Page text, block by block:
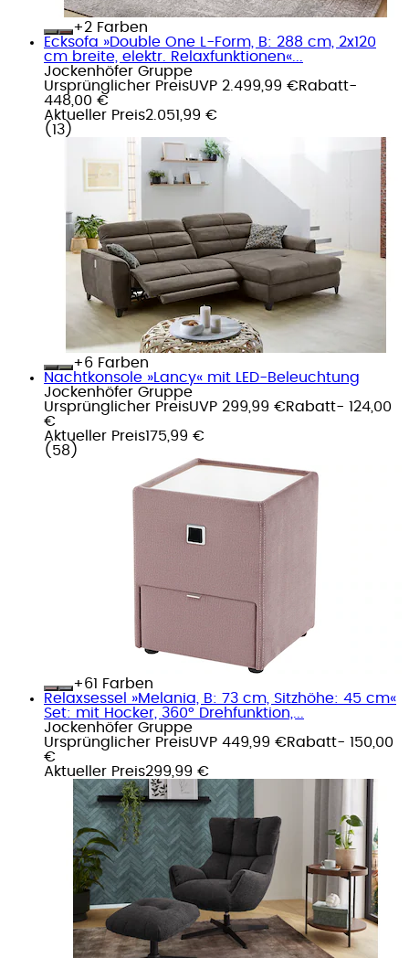
+
Farben
Ecksofa »Double One L-Form, B: 288 cm, 2x120
cm breite, elektr. Relaxfunktionen«...
Jockenhöfer Gruppe
Ursprünglicher PreisUVP 2.499,99 €Rabatt-
448,00 €
Aktueller Preis2.051,99 €
( 13 )
+
Farben
Nachtkonsole »Lancy« mit LED-Beleuchtung
Jockenhöfer Gruppe
Ursprünglicher PreisUVP 299,99 €Rabatt- 124,00
€
Aktueller Preis175,99 €
( 58 )
+
Farben
Relaxsessel »Melania, B: 73 cm, Sitzhöhe: 45 cm«
Set: mit Hocker, 360° Drehfunktion,...
Jockenhöfer Gruppe
Ursprünglicher PreisUVP 449,99 €Rabatt- 150,00
€
Aktueller Preis299,99 €